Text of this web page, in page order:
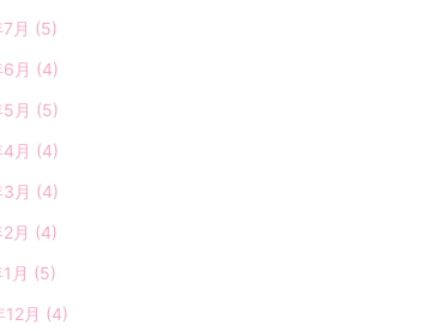
月 (5)
月 (4)
月 (5)
月 (4)
月 (4)
月 (4)
月 (5)
月 (4)